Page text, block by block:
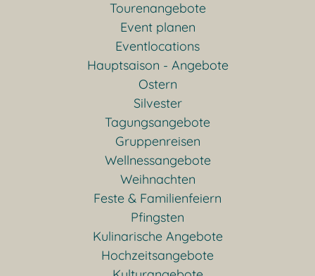
Tourenangebote
Event planen
Eventlocations
Hauptsaison - Angebote
Ostern
Silvester
Tagungsangebote
Gruppenreisen
Wellnessangebote
Weihnachten
Feste & Familienfeiern
Pfingsten
Kulinarische Angebote
Hochzeitsangebote